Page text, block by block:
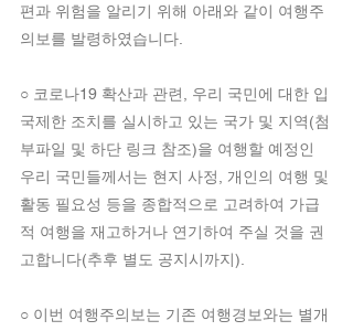
편과 위험을 알리기 위해 아래와 같이 여행주
의보를 발령하였습니다.
○ 코로나19 확산과 관련, 우리 국민에 대한 입
국제한 조치를 실시하고 있는 국가 및 지역(첨
부파일 및 하단 링크 참조)을 여행할 예정인
우리 국민들께서는 현지 사정, 개인의 여행 및
활동 필요성 등을 종합적으로 고려하여 가급
적 여행을 재고하거나 연기하여 주실 것을 권
고합니다(추후 별도 공지시까지).
○ 이번 여행주의보는 기존 여행경보와는 별개